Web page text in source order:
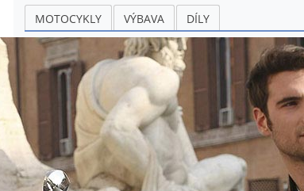
MOTOCYKLY VÝBAVA DÍLY